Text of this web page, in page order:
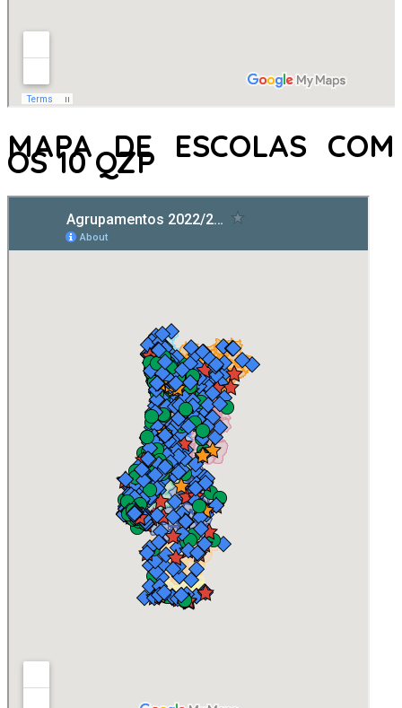
MAPA DE ESCOLAS COM
OS 10 QZP